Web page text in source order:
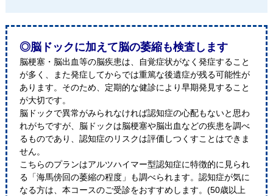
◎脳ドックに加えて脳の萎縮も検査します
脳梗塞・脳出血等の脳疾患は、自覚症状がなく発症すること
が多く、また発症してからでは重篤な後遺症が残る可能性が
あります。そのため、定期的な健診により早期発見すること
が大切です。
脳ドックで異常がみられなければ認知症の心配もないと思わ
れがちですが、脳ドックは脳梗塞や脳出血などの疾患を調べ
るものであり、認知症のリスクは評価しつくすことはできま
せん。
こちらのプランはアルツハイマー型認知症に特徴的に見られ
る「海馬傍回の萎縮の程度」も調べられます。認知症が気に
なる方は、本コースのご受診をおすすめします。(50歳以上